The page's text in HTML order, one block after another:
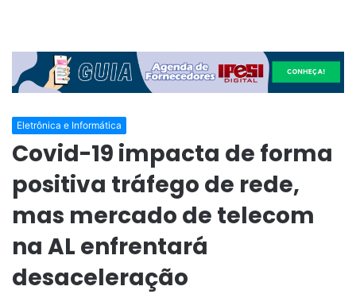
Eletrônica e Informática
Covid-19 impacta de forma
positiva tráfego de rede,
mas mercado de telecom
na AL enfrentará
desaceleração